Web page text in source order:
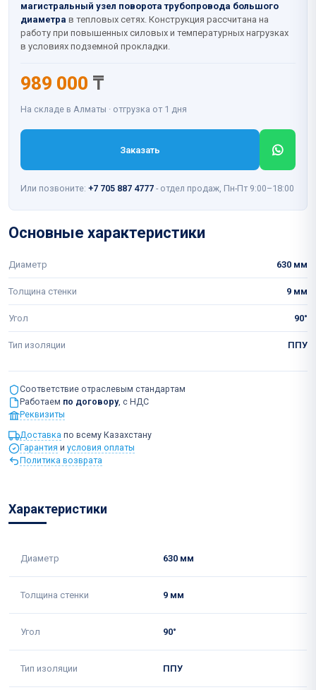
магистральный узел поворота трубопровода большого
диаметра в тепловых сетях. Конструкция рассчитана на
работу при повышенных силовых и температурных нагрузках
в условиях подземной прокладки.
989 000 ₸
На складе в Алматы · отгрузка от 1 дня
Заказать
Или позвоните: +7 705 887 4777 - отдел продаж, Пн-Пт 9:00–18:00
Основные характеристики
Диаметр 630 мм
Толщина стенки 9 мм
Угол 90°
Тип изоляции ППУ
Соответствие отраслевым стандартам
Работаем по договору, с НДС
Реквизиты
Доставка по всему Казахстану
Гарантия и условия оплаты
Политика возврата
Характеристики
Диаметр 630 мм
Толщина стенки 9 мм
Угол 90°
Тип изоляции ППУ